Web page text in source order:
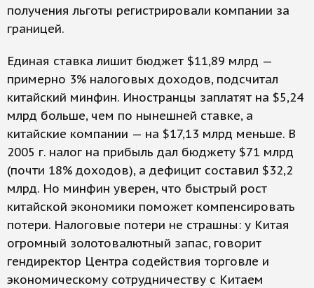
получения льготы регистрировали компании за
границей.
Единая ставка лишит бюджет $11,89 млрд —
примерно 3% налоговых доходов, подсчитал
китайский минфин. Иностранцы заплатят на $5,24
млрд больше, чем по нынешней ставке, а
китайские компании — на $17,13 млрд меньше. В
2005 г. налог на прибыль дал бюджету $71 млрд
(почти 18% доходов), а дефицит составил $32,2
млрд. Но минфин уверен, что быстрый рост
китайской экономики поможет компенсировать
потери. Налоговые потери не страшны: у Китая
огромный золотовалютный запас, говорит
гендиректор Центра содействия торговле и
экономическому сотрудничеству с Китаем